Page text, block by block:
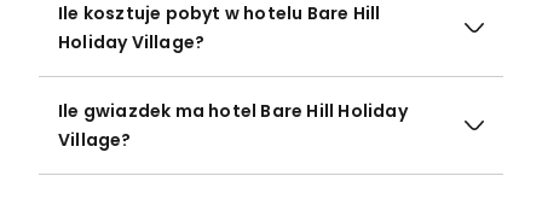
Ile kosztuje pobyt w hotelu Bare Hill
Holiday Village?
Ile gwiazdek ma hotel Bare Hill Holiday
Village?